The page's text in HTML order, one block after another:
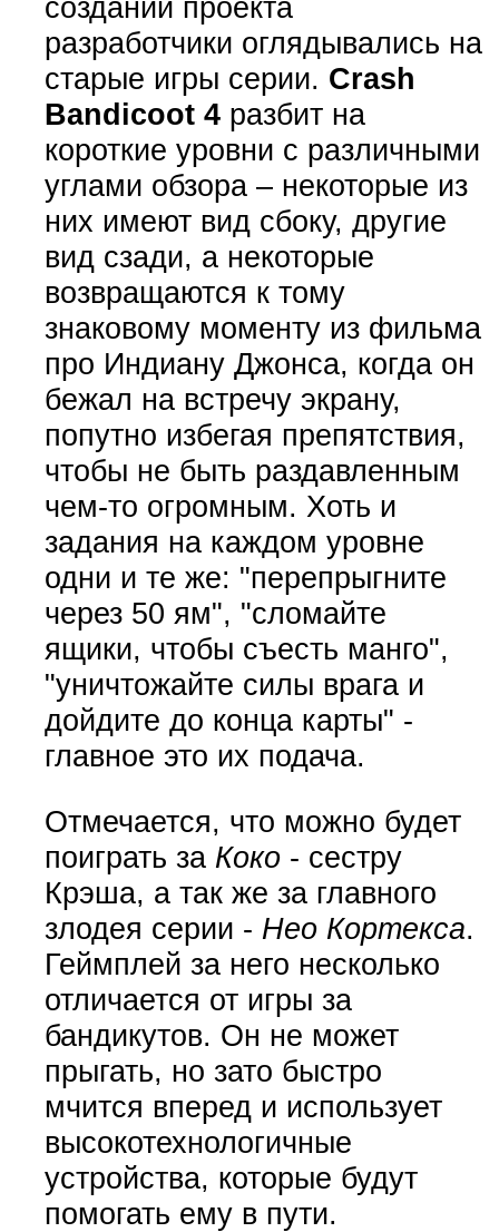
создании проекта
разработчики оглядывались на
старые игры серии. Crash
Bandicoot 4разбит на
короткие уровни с различными
углами обзора – некоторые из
них имеют вид сбоку, другие
вид сзади, а некоторые
возвращаются к тому
знаковому моменту из фильма
про Индиану Джонса, когда он
бежал на встречу экрану,
попутно избегая препятствия,
чтобы не быть раздавленным
чем-то огромным. Хоть и
задания на каждом уровне
одни и те же: "перепрыгните
через 50 ям", "сломайте
ящики, чтобы съесть манго",
"уничтожайте силы врага и
дойдите до конца карты" -
главное это их подача.
Отмечается, что можно будет
поиграть за Коко- сестру
Крэша, а так же за главного
злодея серии - Нео Кортекса.
Геймплей за него несколько
отличается от игры за
бандикутов. Он не может
прыгать, но зато быстро
мчится вперед и использует
высокотехнологичные
устройства, которые будут
помогать ему в пути.